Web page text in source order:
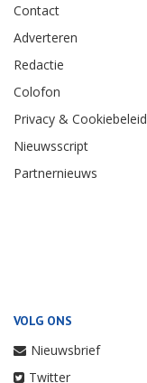
Contact
Adverteren
Redactie
Colofon
Privacy & Cookiebeleid
Nieuwsscript
Partnernieuws
VOLG ONS
Nieuwsbrief
Twitter